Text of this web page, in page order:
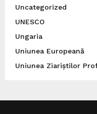
Uncategorized
UNESCO
Ungaria
Uniunea Europeană
Uniunea Ziariștilor